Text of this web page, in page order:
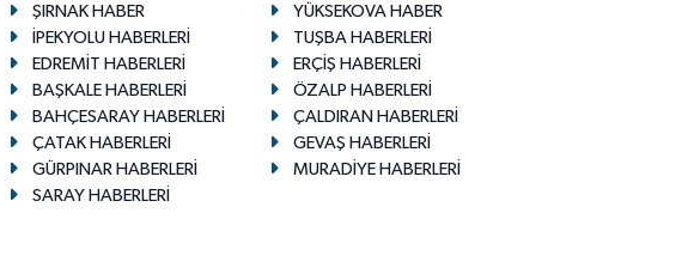
ŞIRNAK HABER
YÜKSEKOVA HABER
İPEKYOLU HABERLERİ
TUŞBA HABERLERİ
EDREMİT HABERLERİ
ERÇİŞ HABERLERİ
BAŞKALE HABERLERİ
ÖZALP HABERLERİ
BAHÇESARAY HABERLERİ
ÇALDIRAN HABERLERİ
ÇATAK HABERLERİ
GEVAŞ HABERLERİ
GÜRPINAR HABERLERİ
MURADİYE HABERLERİ
SARAY HABERLERİ